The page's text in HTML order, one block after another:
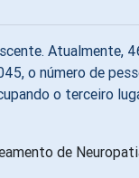
o número de
o terceiro